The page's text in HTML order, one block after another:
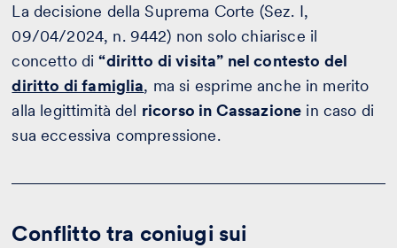
La decisione della Suprema Corte (Sez. I,
09/04/2024, n. 9442) non solo chiarisce il
concetto di“diritto di visita” nel contesto del
diritto di famiglia, ma si esprime anche in merito
alla legittimità del ricorso in Cassazione in caso di
sua eccessiva compressione.
Conflitto tra coniugi sui